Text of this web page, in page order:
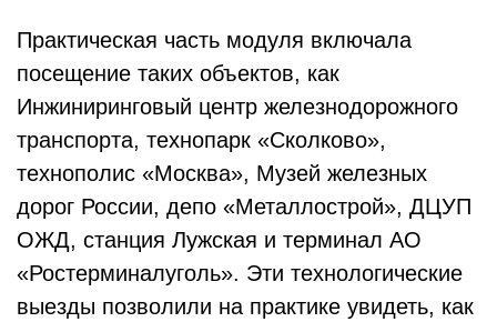
Практическая часть модуля включала
посещение таких объектов, как
Инжиниринговый центр железнодорожного
транспорта, технопарк «Сколково»,
технополис «Москва», Музей железных
дорог России, депо «Металлострой», ДЦУП
ОЖД, станция Лужская и терминал АО
«Ростерминалуголь». Эти технологические
выезды позволили на практике увидеть, как